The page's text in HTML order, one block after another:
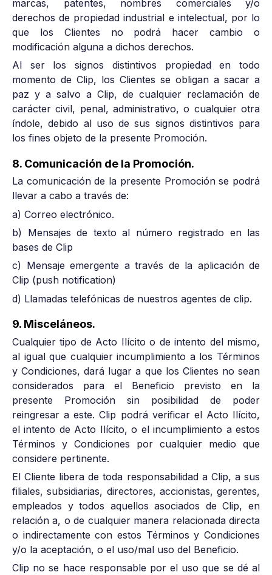
marcas, patentes, nombres comerciales y/o
derechos de propiedad industrial e intelectual, por lo
que los Clientes no podrá hacer cambio o
modificación alguna a dichos derechos.
Al ser los signos distintivos propiedad en todo
momento de Clip, los Clientes se obligan a sacar a
paz y a salvo a Clip, de cualquier reclamación de
carácter civil, penal, administrativo, o cualquier otra
índole, debido al uso de sus signos distintivos para
los fines objeto de la presente Promoción.
8. Comunicación de la Promoción.
La comunicación de la presente Promoción se podrá
llevar a cabo a través de:
a) Correo electrónico.
b) Mensajes de texto al número registrado en las
bases de Clip
c) Mensaje emergente a través de la aplicación de
Clip (push notification)
d) Llamadas telefónicas de nuestros agentes de clip.
9. Misceláneos.
Cualquier tipo de Acto Ilícito o de intento del mismo,
al igual que cualquier incumplimiento a los Términos
y Condiciones, dará lugar a que los Clientes no sean
considerados para el Beneficio previsto en la
presente Promoción sin posibilidad de poder
reingresar a este. Clip podrá verificar el Acto Ilícito,
el intento de Acto Ilícito, o el incumplimiento a estos
Términos y Condiciones por cualquier medio que
considere pertinente.
El Cliente libera de toda responsabilidad a Clip, a sus
filiales, subsidiarias, directores, accionistas, gerentes,
empleados y todos aquellos asociados de Clip, en
relación a, o de cualquier manera relacionada directa
o indirectamente con estos Términos y Condiciones
y/o la aceptación, o el uso/mal uso del Beneficio.
Clip no se hace responsable por el uso que se dé al